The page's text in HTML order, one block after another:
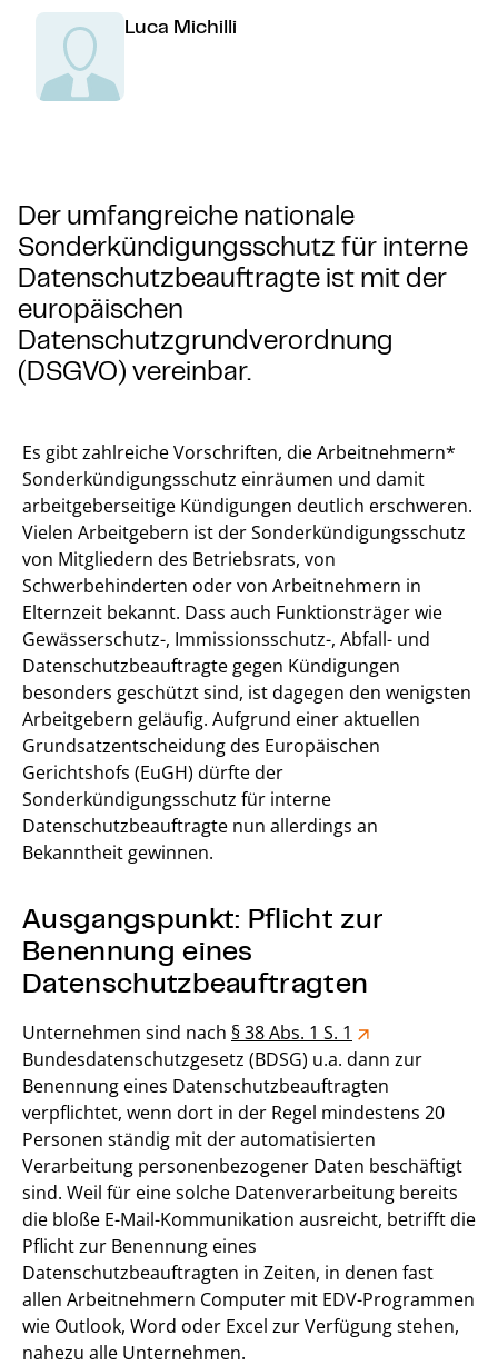
Luca Michilli
Der umfangreiche nationale
Sonderkündigungsschutz für interne
Datenschutzbeauftragte ist mit der
europäischen
Datenschutzgrundverordnung
(DSGVO) vereinbar.
Es gibt zahlreiche Vorschriften, die Arbeitnehmern*
Sonderkündigungsschutz einräumen und damit
arbeitgeberseitige Kündigungen deutlich erschweren.
Vielen Arbeitgebern ist der Sonderkündigungsschutz
von Mitgliedern des Betriebsrats, von
Schwerbehinderten oder von Arbeitnehmern in
Elternzeit bekannt. Dass auch Funktionsträger wie
Gewässerschutz-, Immissionsschutz-, Abfall- und
Datenschutzbeauftragte gegen Kündigungen
besonders geschützt sind, ist dagegen den wenigsten
Arbeitgebern geläufig. Aufgrund einer aktuellen
Grundsatzentscheidung des Europäischen
Gerichtshofs (EuGH) dürfte der
Sonderkündigungsschutz für interne
Datenschutzbeauftragte nun allerdings an
Bekanntheit gewinnen.
Ausgangspunkt: Pflicht zur
Benennung eines
Datenschutzbeauftragten
Unternehmen sind nach § 38 Abs. 1 S. 1
Bundesdatenschutzgesetz (BDSG) u.a. dann zur
Benennung eines Datenschutzbeauftragten
verpflichtet, wenn dort in der Regel mindestens 20
Personen ständig mit der automatisierten
Verarbeitung personenbezogener Daten beschäftigt
sind. Weil für eine solche Datenverarbeitung bereits
die bloße E-Mail-Kommunikation ausreicht, betrifft die
Pflicht zur Benennung eines
Datenschutzbeauftragten in Zeiten, in denen fast
allen Arbeitnehmern Computer mit EDV-Programmen
wie Outlook, Word oder Excel zur Verfügung stehen,
nahezu alle Unternehmen.